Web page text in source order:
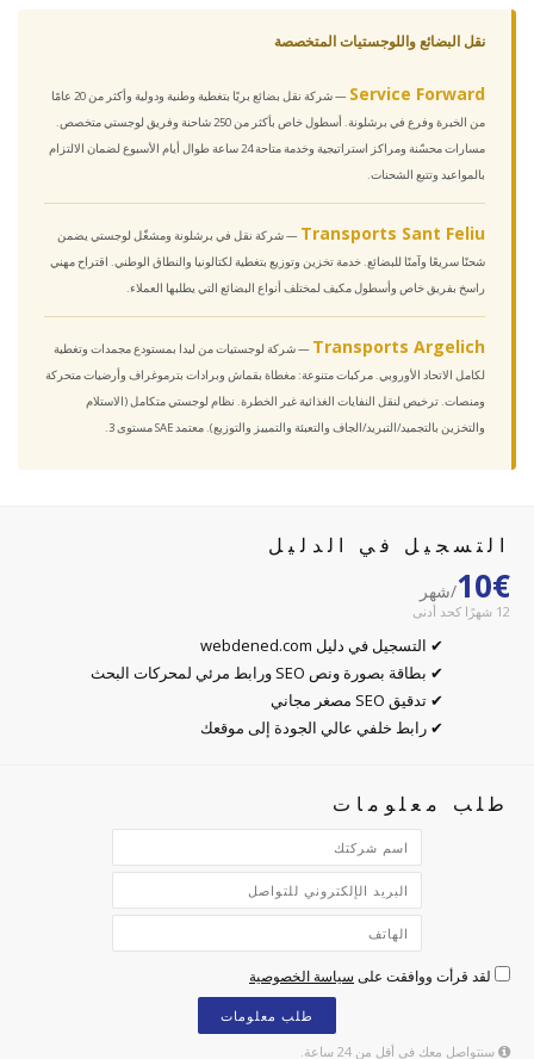
نقل البضائع واللوجستيات المتخصصة
Service Forward
— شركة نقل بضائع بريًا بتغطية وطنية ودولية وأكثر من 20 عامًا
من الخبرة وفرع في برشلونة. أسطول خاص بأكثر من 250 شاحنة وفريق لوجستي متخصص.
مسارات محسّنة ومراكز استراتيجية وخدمة متاحة 24 ساعة طوال أيام الأسبوع لضمان الالتزام
بالمواعيد وتتبع الشحنات.
Transports Sant Feliu — شركة نقل في برشلونة ومشغّل لوجستي يضمن
شحنًا سريعًا وآمنًا للبضائع. خدمة تخزين وتوزيع بتغطية لكتالونيا والنطاق الوطني. اقتراح مهني
راسخ بفريق خاص وأسطول مكيف لمختلف أنواع البضائع التي يطلبها العملاء.
Transports Argelich — شركة لوجستيات من ليدا بمستودع مجمدات وتغطية
لكامل الاتحاد الأوروبي. مركبات متنوعة: مغطاة بقماش وبرادات بترموغراف وأرضيات متحركة
ومنصات. ترخيص لنقل النفايات الغذائية غير الخطرة. نظام لوجستي متكامل (الاستلام
والتخزين بالتجميد/التبريد/الجاف والتعبئة والتمييز والتوزيع). معتمد SAE مستوى 3.
التسجيل في الدليل
10€/شهر
12 شهرًا كحد أدنى
✔ التسجيل في دليل webdened.com
✔ بطاقة بصورة ونص SEO ورابط مرئي لمحركات البحث
✔ تدقيق SEO مصغر مجاني
✔ رابط خلفي عالي الجودة إلى موقعك
طلب معلومات
لقد قرأت ووافقت على سياسة الخصوصية
طلب معلومات
سنتواصل معك في أقل من 24 ساعة.